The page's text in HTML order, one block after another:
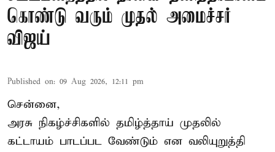
கொண்டு வரும் முதல் அமைச்சர்
விஜய்
Published on: 09 Aug 2026, 12:11 pm
சென்னை,
அரசு நிகழ்ச்சிகளில் தமிழ்த்தாய் முதலில்
கட்டாயம் பாடப்பட வேண்டும் என வலியுறுத்தி